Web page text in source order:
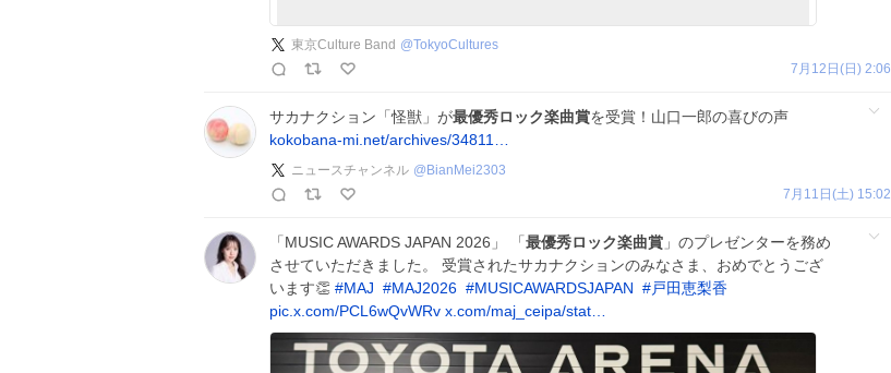
東京Culture Band @TokyoCultures
7月12日(日) 2:06
サカナクション「怪獣」が最優秀ロック楽曲賞を受賞！山口一郎の喜びの声
kokobana-mi.net/archives/34811…
ニュースチャンネル @ BianMei2303
7月11日(土) 15:02
「MUSIC AWARDS JAPAN 2026」 「 最優秀ロック楽曲賞 」のプレゼンターを務め
させていただきました。 受賞されたサカナクションのみなさま、おめでとうござ
います👏 #MAJ #MAJ2026 #MUSICAWARDSJAPAN #戸田恵梨香
pic.x.com/PCL6wQvWRv x.com/maj_ceipa/stat…